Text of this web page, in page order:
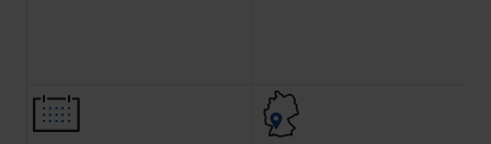
Verwendungszweck. Bei „Über Cookies“ können Sie
allgemeine Informationen über Cookies einsehen. Über